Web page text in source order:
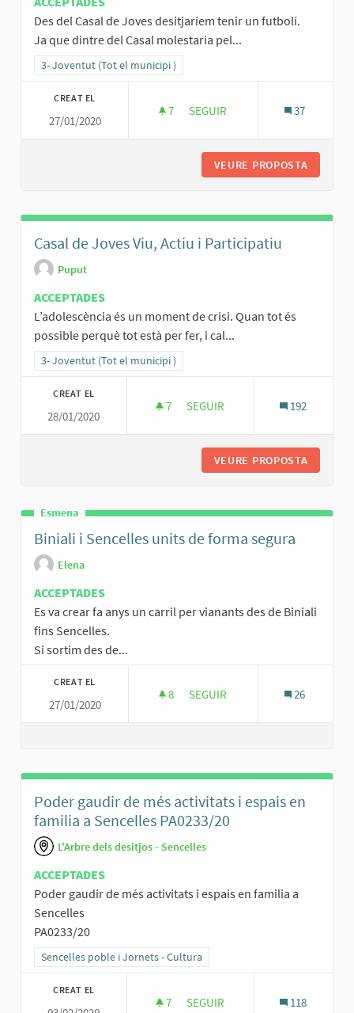
Des del Casal de Joves desitjaríem tenir un futbolí.
Ja que dintre del Casal molestaria pel...
Resultats al filtrar per la categoria: 3- Joventut (Tot el municipi )
3- Joventut (Tot el municipi )
CREAT EL
27/01/2020
7 7 SEGUIDORES
SEGUIR 37
VEURE PROPOSTA
Casal de Joves Viu, Actiu i Participatiu
Puput
ACCEPTADES
L’adolescència és un moment de crisi. Quan tot és
possible perquè tot està per fer, i cal...
Resultats al filtrar per la categoria: 3- Joventut (Tot el municipi )
3- Joventut (Tot el municipi )
CREAT EL
28/01/2020
7 7 SEGUIDORES
SEGUIR 192
VEURE PROPOSTA
Esmena
Biniali i Sencelles units de forma segura
Elena
ACCEPTADES
Es va crear fa anys un carril per vianants des de Biniali
fins Sencelles.
Si sortim des de...
CREAT EL
27/01/2020
8 8 SEGUIDORES
SEGUIR 26
Poder gaudir de més activitats i espais en
familia a Sencelles PA0233/20
L'Arbre dels desitjos - Sencelles
ACCEPTADES
Poder gaudir de més activitats i espais en familia a
Sencelles
PA0233/20
Resultats al filtrar per la categoria: Sencelles poble i Jornets -
Sencelles poble i Jornets - Cultura
CREAT EL
7 7 SEGUIDORES
SEGUIR 118